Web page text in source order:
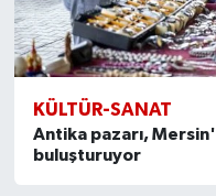
KÜLTÜR-SANAT
Antika pazarı,
buluşturuyor